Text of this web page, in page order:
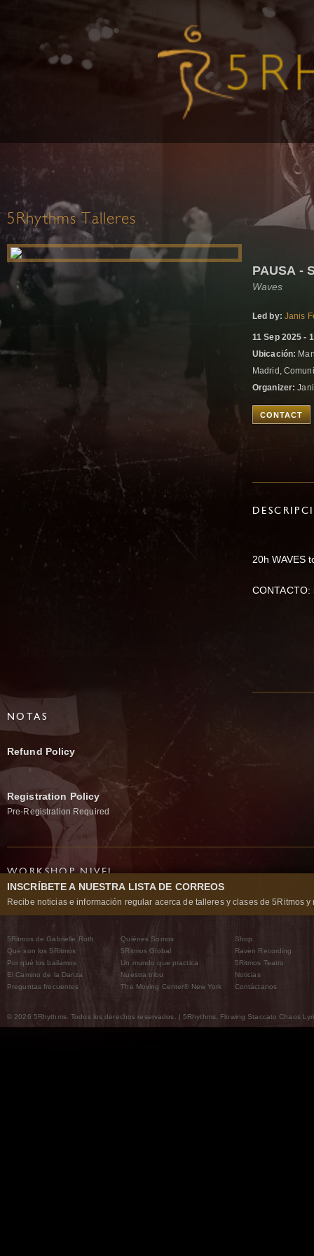
5Rhythms Talleres
PAUSA -
Waves
Led by: Janis
11 Sep 2025 -
Ubicación:
Madrid,
Organizer:
CONTACT
20h WAVES
NOTAS
Refund Policy
Registration Policy
Pre-Registration Required
WORKSHOP NIVEL
A Gabrielle Roth 5Rhythms Waves workshop is the foundation of the entire
and knowledge of the essential 5Rhythms and their polarities.
INSCRÍBETE A NUESTRA LISTA DE CORREOS
Recibe noticias e información regular acerca de talleres y clases de 5Ritmos y
5Ritmos de Gabrielle Roth
Qué son los 5Ritmos
Por qué los bailamos
El Camino de la Danza
Preguntas frecuentes
Quiénes Somos
5Ritmos Global
Un mundo que practica
Nuestra tribu
The Moving Center® New York
Shop
Raven Recording
5Ritmos Teatro
Noticias
Contáctanos
© 2026 5Rhythms. Todos los derechos reservados. | 5Rhythms, Flowing Staccato Chaos